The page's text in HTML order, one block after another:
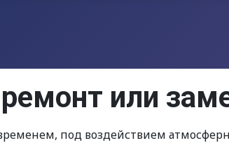
или
под воздействием